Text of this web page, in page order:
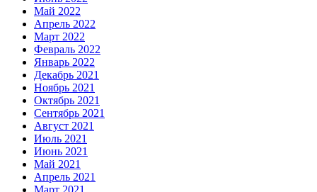
Май 2022
Апрель 2022
Март 2022
Февраль 2022
Январь 2022
Декабрь 2021
Ноябрь 2021
Октябрь 2021
Сентябрь 2021
Август 2021
Июль 2021
Июнь 2021
Май 2021
Апрель 2021